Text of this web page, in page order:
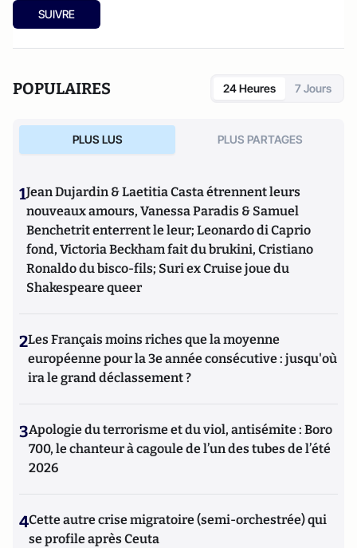
et Politiques. Il est également président de l'Institut
Prospective et Sécurité en Europe (IPSE).
SUIVRE
POPULAIRES 24 Heures 7 Jours
PLUS LUS PLUS PARTAGES
1Jean Dujardin & Laetitia Casta étrennent leurs
nouveaux amours, Vanessa Paradis & Samuel
Benchetrit enterrent le leur; Leonardo di Caprio
fond, Victoria Beckham fait du brukini, Cristiano
Ronaldo du bisco-fils; Suri ex Cruise joue du
Shakespeare queer
2Les Français moins riches que la moyenne
européenne pour la 3e année consécutive : jusqu'où
ira le grand déclassement ?
3Apologie du terrorisme et du viol, antisémite : Boro
700, le chanteur à cagoule de l’un des tubes de l’été
2026
4Cette autre crise migratoire (semi-orchestrée) qui
se profile après Ceuta